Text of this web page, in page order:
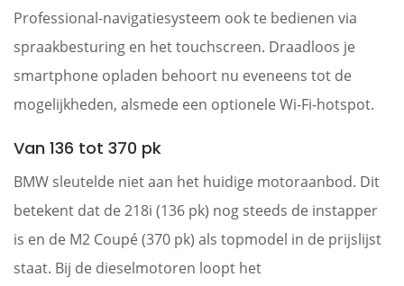
Professional-navigatiesysteem ook te bedienen via
spraakbesturing en het touchscreen. Draadloos je
smartphone opladen behoort nu eveneens tot de
mogelijkheden, alsmede een optionele Wi-Fi-hotspot.
Van 136 tot 370 pk
BMW sleutelde niet aan het huidige motoraanbod. Dit
betekent dat de 218i (136 pk) nog steeds de instapper
is en de M2 Coupé (370 pk) als topmodel in de prijslijst
staat. Bij de dieselmotoren loopt het